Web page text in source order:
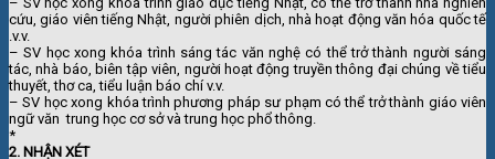
cứu, giáo viên tiếng Nhật, người phiên dịch, nhà hoạt động văn hóa quốc tế
.v.v.
– SV học xong khóa trình sáng tác văn nghệ có thể trở thành người sáng
tác, nhà báo, biên tập viên, người hoạt động truyền thông đại chúng về tiểu
thuyết, thơ ca, tiểu luận báo chí v.v.
– SV học xong khóa trình phương pháp sư phạm có thể trở thành giáo viên
ngữ văn trung học cơ sở và trung học phổ thông.
*
2. NHẬN XÉT